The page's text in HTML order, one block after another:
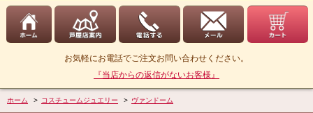
お気軽にお電話でご注文お問い合わせください。
『当店からの返信がないお客様』
ホーム > コスチュームジュエリー > ヴァンドーム